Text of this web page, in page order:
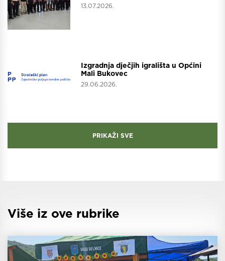
13.07.2026.
Izgradnja dječjih igrališta u Općini
Mali Bukovec
29.06.2026.
PRIKAŽI SVE
Više iz ove rubrike